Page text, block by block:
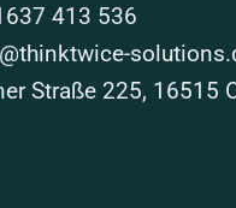
413 536
Straße 225, 16515